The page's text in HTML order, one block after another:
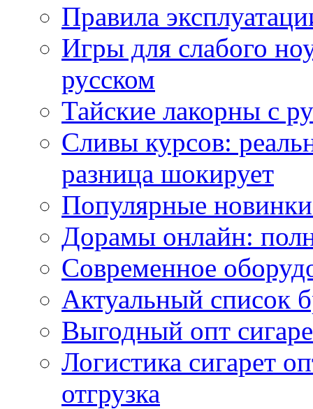
Правила
Игры для слабого
русском
Тайские лакорны с
Сливы курсов:
разница шокирует
Популярные
Дорамы онлайн:
Современное
Актуальный список
Выгодный опт
Логистика сигарет
отгрузка